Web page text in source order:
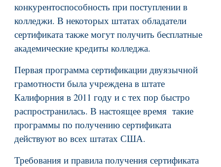
конкурентоспособность при поступлении в
колледжи. В некоторых штатах обладатели
сертификата также могут получить бесплатные
академические кредиты колледжа.
Первая программа сертификации двуязычной
грамотности была учреждена в штате
Калифорния в 2011 году и с тех пор быстро
распространилась. В настоящее время такие
программы по получению сертификата
действуют во всех штатах США.
Требования и правила получения сертификата